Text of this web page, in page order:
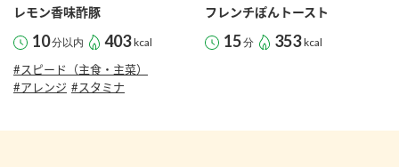
レモン香味酢豚
10分以内 403 kcal
#スピード（主食・主菜）
#アレンジ #スタミナ
フレンチぽんトースト
15分 353 kcal